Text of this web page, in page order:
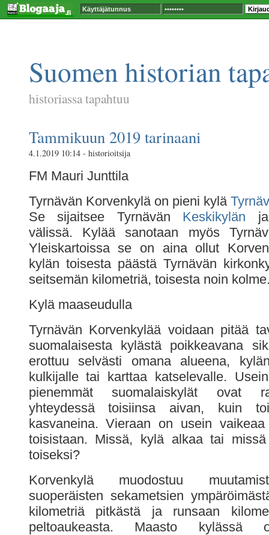
Suomen historian
historiassa tapahtuu
Tammikuun 2019 tarinaani
4.1.2019 10:14 - historioitsija
FM Mauri Junttila
Tyrnävän Korvenkylä on pieni kylä
Se sijaitsee Tyrnävän Keskikylän
välissä. Kylää sanotaan myös
Yleiskartoissa se on aina ollut
kylän toisesta päästä Tyrnävän
seitsemän kilometriä, toisesta noin
Kylä maaseudulla
Tyrnävän Korvenkylää voidaan pitää
suomalaisesta kylästä poikkeavana
erottuu selvästi omana alueena,
kulkijalle tai karttaa katselevalle.
pienemmät suomalaiskylät ovat
yhteydessä toisiinsa aivan, kuin
kasvaneina. Vieraan on usein
toisistaan. Missä, kylä alkaa tai
toiseksi?
Korvenkylä muodostuu
suoperäisten sekametsien
kilometriä pitkästä ja runsaan
peltoaukeasta. Maasto kylässä